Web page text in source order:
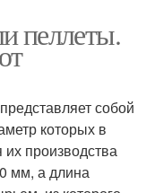
пеллеты.
собой
которых в
их производства
мм, а длина